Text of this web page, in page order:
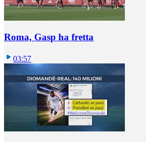
Roma, Gasp ha fretta
03:57